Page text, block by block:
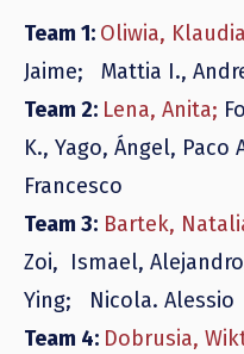
Team 1: Oliwia, Klaudia
Jaime;
Mattia I.,
Team 2: Lena, Anita;
K., Yago, Ángel, Paco
Francesco
Team 3: Bartek,
Zoi, Ismael,
Ying; Nicola. Alessio
Team 4: Dobrusia,